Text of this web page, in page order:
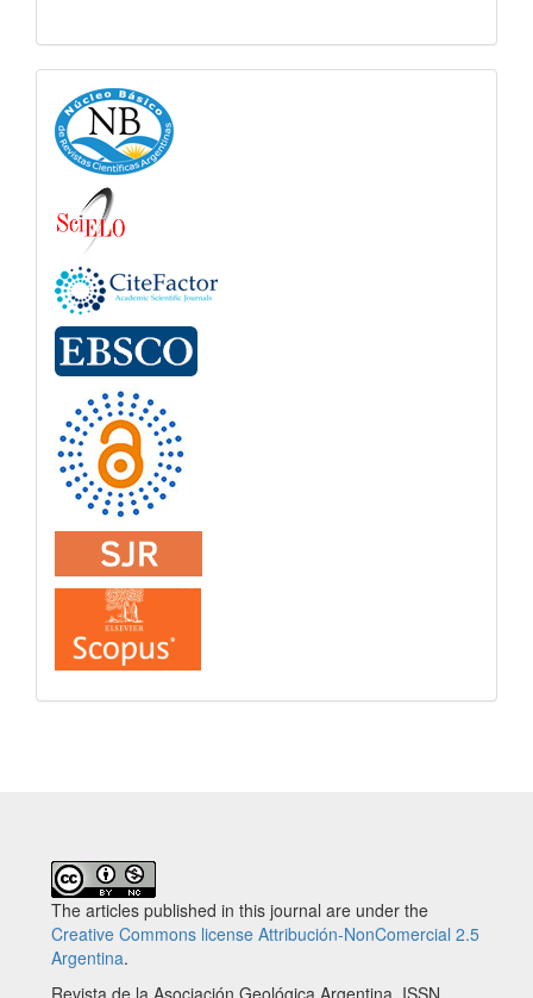
The articles published in this journal are under the
Creative Commons license Attribución-NonComercial 2.5
Argentina.